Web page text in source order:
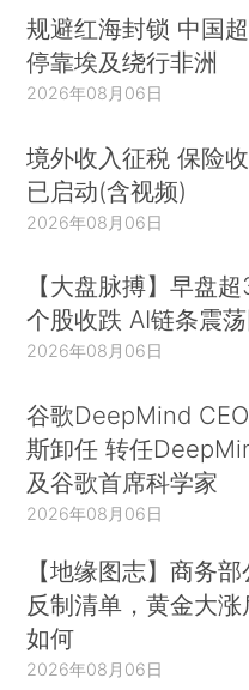
规避红海封锁 中国
停靠埃及绕行非洲
2026年08月06日
境外收入征税 保险
已启动(含视频)
2026年08月06日
【大盘脉搏】早盘
个股收跌 AI链条震
2026年08月06日
谷歌DeepMind
斯卸任 转任
及谷歌首席科学家
2026年08月06日
【地缘图志】商务
反制清单，黄金大
如何
2026年08月06日